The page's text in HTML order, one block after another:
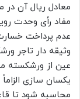
معادل ریال آن در
عدم پرداخت خسارت
وثیقه دار تاجر
عین از ورشکسته
یکسان سازی
محاسبه شود تا